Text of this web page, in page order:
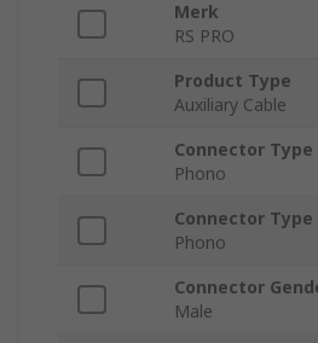
Merk
RS PRO
Product Type
Auxiliary Cable
Connector Type
Phono
Connector Type
Phono
Connector
Male